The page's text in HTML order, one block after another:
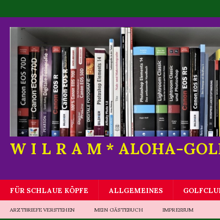
W I L R A M * ALOHA-
FÜR SCHLAUE KÖPFE ALLGEMEINES
ARZTBRIEFE VERSTEHEN MEIN GÄSTEBUCH IMPRESSUM